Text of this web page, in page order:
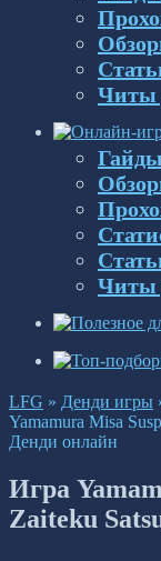
Читы
Гайды
Читы
LFG » Денди игры
Yamamura Misa
Денди онлайн
Игра
Zaiteku